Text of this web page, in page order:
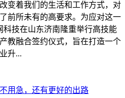
变着我们的生活和工作方式，对
前所未有的高要求。为应对这一
科技在山东济南隆重举行高技能
教融合签约仪式，旨在打造一个
升...